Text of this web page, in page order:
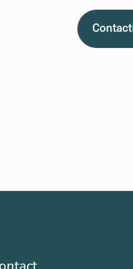
Contact